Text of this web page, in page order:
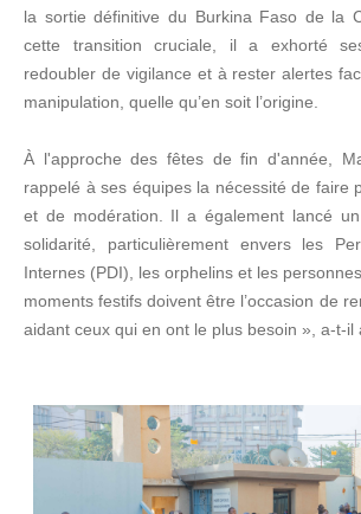
la sortie définitive du Burkina Faso de la
cette transition cruciale, il a exhorté
redoubler de vigilance et à rester alertes
manipulation, quelle qu’en soit l’origine.
À l'approche des fêtes de fin d'année,
rappelé à ses équipes la nécessité de faire
et de modération. Il a également lancé
solidarité, particulièrement envers les
Internes (PDI), les orphelins et les
moments festifs doivent être l’occasion de
aidant ceux qui en ont le plus besoin », a-t-il